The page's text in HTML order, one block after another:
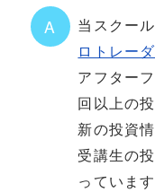
A 当スクー
ロトレー
アフター
回以上の
新の投資
受講生の
っていま